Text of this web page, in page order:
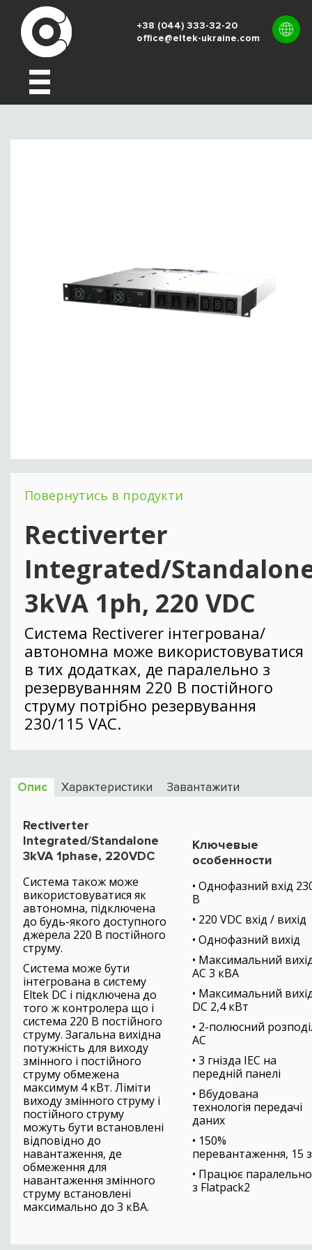
+38 (044) 333-32-20
office@eltek-ukraine.com
Повернутись в продукти
Rectiverter
Integrated/
3kVA 1ph, 220 VDC
Cистема Rectiverer інтегрована/
автономна може використовуватися
в тих додатках, де паралельно з
резервуванням 220 В постійного
струму потрібно резервування
230/115 VAC.
Опис Характеристики Завантажити
Rectiverter
Integrated/Standalone
3kVA 1phase, 220VDC
Система також може
використовуватися як
автономна, підключена
до будь-якого доступного
джерела 220 В постійного
струму.
Система може бути
інтегрована в систему
Eltek DC і підключена до
того ж контролера що і
система 220 В постійного
струму. Загальна вихідна
потужність для виходу
змінного і постійного
струму обмежена
максимум 4 кВт. Ліміти
виходу змінного струму і
постійного струму
можуть бути встановлені
відповідно до
навантаження, де
обмеження для
навантаження змінного
струму встановлені
максимально до 3 кВА.
Ключевые
особенности
• Однофазний вхід
В
• 220 VDC вхід / вихід
• Однофазний вихід
• Максимальний
AC 3 кВА
• Максимальний
DC 2,4 кВт
• 2-полюсний
AC
• 3 гнізда IEC на
передній панелі
• Вбудована
технологія передачі
даних
• 150%
перевантаження, 15 з
• Працює паралельно
з Flatpack2